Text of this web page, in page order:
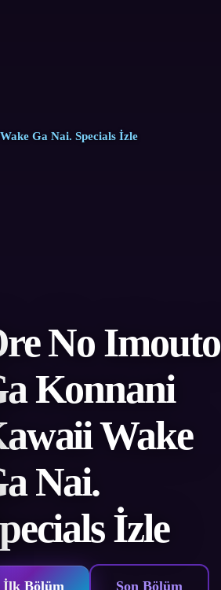
Ga Nai. Specials İzle
No Imouto
Konnani
Wake
Nai.
İzle
İlk Bölüm Son Bölüm